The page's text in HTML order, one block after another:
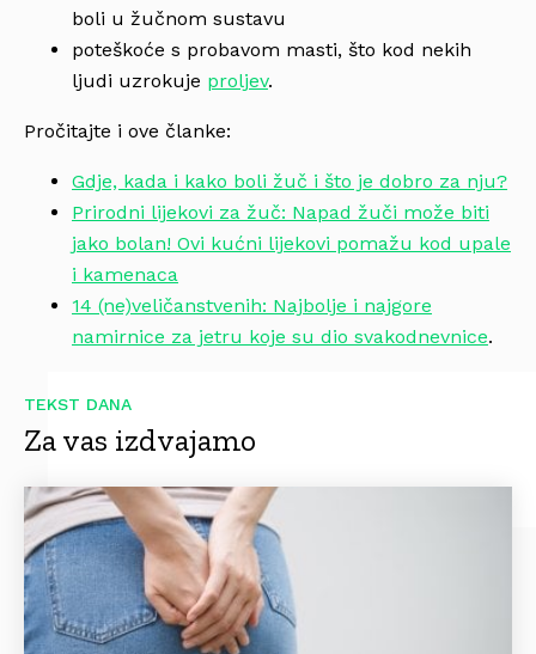
boli u žučnom sustavu
poteškoće s probavom masti, što kod nekih
ljudi uzrokuje proljev.
Pročitajte i ove članke:
Gdje, kada i kako boli žuč i što je dobro za nju?
Prirodni lijekovi za žuč: Napad žuči može biti
jako bolan! Ovi kućni lijekovi pomažu kod upale
i kamenaca
14 (ne)veličanstvenih: Najbolje i najgore
namirnice za jetru koje su dio svakodnevnice.
TEKST DANA
Za vas izdvajamo